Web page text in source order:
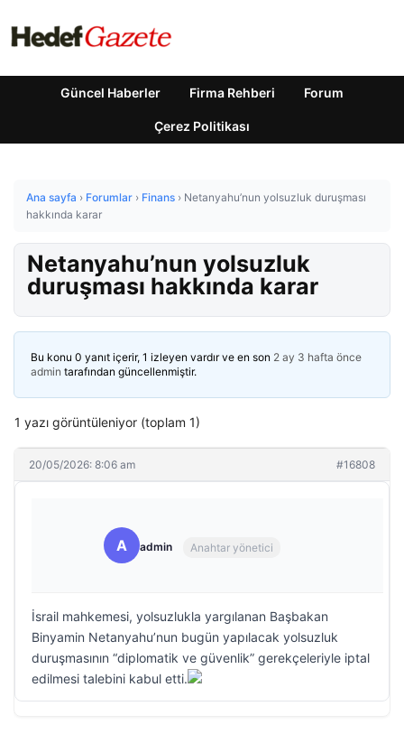
Güncel Haberler Firma Rehberi Forum
Çerez Politikası
Ana sayfa › Forumlar › Finans › Netanyahu’nun yolsuzluk duruşması
hakkında karar
Netanyahu’nun yolsuzluk
duruşması hakkında karar
Bu konu 0 yanıt içerir, 1 izleyen vardır ve en son 2 ay 3 hafta önce
admin tarafından güncellenmiştir.
1 yazı görüntüleniyor (toplam 1)
20/05/2026: 8:06 am #16808
A admin Anahtar yönetici
İsrail mahkemesi, yolsuzlukla yargılanan Başbakan
Binyamin Netanyahu’nun bugün yapılacak yolsuzluk
duruşmasının “diplomatik ve güvenlik” gerekçeleriyle iptal
edilmesi talebini kabul etti.